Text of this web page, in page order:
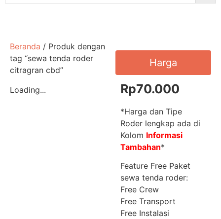
Beranda / Produk dengan
tag “sewa tenda roder
citragran cbd”
Loading...
Harga
Rp70.000
*Harga dan Tipe
Roder lengkap ada di
Kolom Informasi
Tambahan*
Feature Free Paket
sewa tenda roder:
Free Crew
Free Transport
Free Instalasi